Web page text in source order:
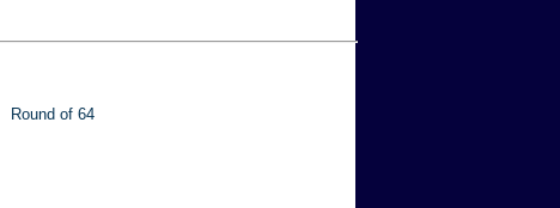
Round of 64